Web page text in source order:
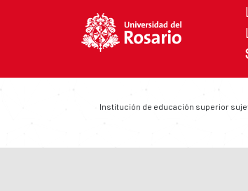
Institución de educación superior